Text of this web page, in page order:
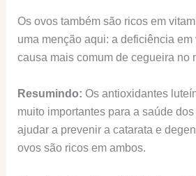
Os ovos também são ricos em
uma menção aqui: a deficiência em
causa mais comum de cegueira no
Resumindo: Os antioxidantes
muito importantes para a saúde
ajudar a prevenir a catarata e
ovos são ricos em ambos.